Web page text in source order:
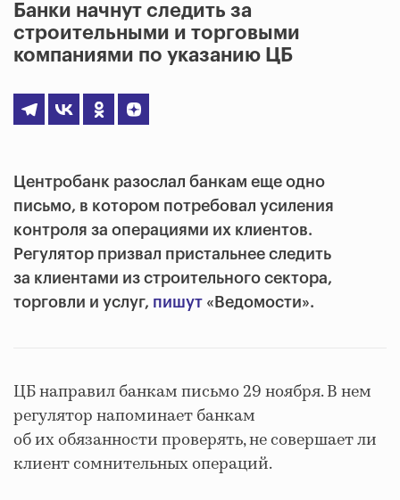
Банки начнут следить за
строительными и торговыми
компаниями по указанию ЦБ
Центробанк разослал банкам еще одно
письмо, в котором потребовал усиления
контроля за операциями их клиентов.
Регулятор призвал пристальнее следить
за клиентами из строительного сектора,
торговли и услуг, пишут «Ведомости».
ЦБ направил банкам письмо 29 ноября. В нем
регулятор напоминает банкам
об их обязанности проверять, не совершает ли
клиент сомнительных операций.